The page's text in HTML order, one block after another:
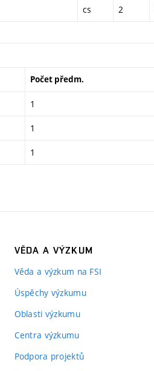
cs 2
Počet předm.
1
1
1
VĚDA A VÝZKUM
Věda a výzkum na FSI
Úspěchy výzkumu
Oblasti výzkumu
Centra výzkumu
Podpora projektů